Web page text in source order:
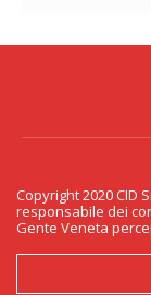
Copyright 2020 CID
dei contenuti dei siti
Copyright 2020 CID
responsabile dei
Gente Veneta